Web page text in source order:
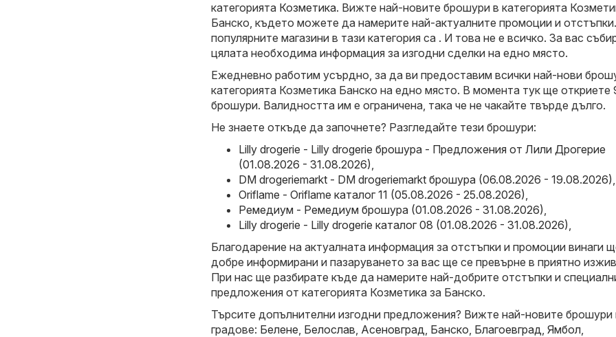
категорията Козметика. Вижте най-новите брошури в категорията
Банско, където можете да намерите най-актуалните промоции и
популярните магазини в тази категория са . И това не е всичко. За вас
цялата необходима информация за изгодни сделки на едно място.
Ежедневно работим усърдно, за да ви предоставим всички най-нови
категорията Козметика Банско на едно място. В момента тук ще откриете
брошури. Валидността им е ограничена, така че не чакайте твърде дълго.
Не знаете откъде да започнете? Разгледайте тези брошури:
Lilly drogerie - Lilly drogerie брошура - Предложения от Лили Дрогерие
(01.08.2026 - 31.08.2026),
DM drogeriemarkt - DM drogeriemarkt брошура (06.08.2026 - 19.08.2026),
Oriflame - Oriflame каталог 11 (05.08.2026 - 25.08.2026),
Ремедиум - Ремедиум брошура (01.08.2026 - 31.08.2026),
Lilly drogerie - Lilly drogerie каталог 08 (01.08.2026 - 31.08.2026),
Благодарение на актуалната информация за отстъпки и промоции винаги
добре информирани и пазаруването за вас ще се превърне в приятно
При нас ще разбирате къде да намерите най-добрите отстъпки и
предложения от категорията Козметика за Банско.
Търсите допълнителни изгодни предложения? Вижте най-новите брошури
градове: Белене, Белослав, Асеновград, Банско, Благоевград, Ямбол,